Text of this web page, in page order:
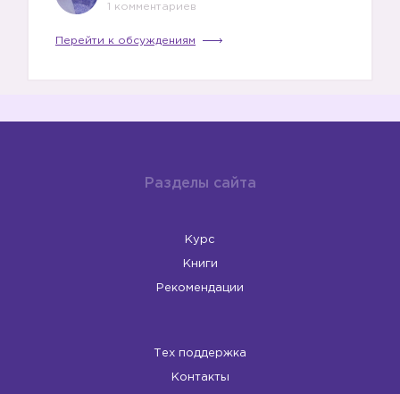
1 комментариев
Перейти к обсуждениям
Разделы сайта
Курс
Книги
Рекомендации
Тех поддержка
Контакты